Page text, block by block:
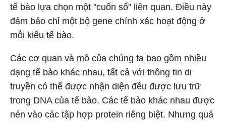
tế bào lựa chọn một "cuốn sổ" liên quan. Điều này
đảm bảo chỉ một bộ gene chính xác hoạt động ở
mỗi kiểu tế bào.
Các cơ quan và mô của chúng ta bao gồm nhiều
dạng tế bào khác nhau, tất cả với thông tin di
truyền có thể được nhận diện đều được lưu trữ
trong DNA của tế bào. Các tế bào khác nhau được
nén vào các tập hợp protein riêng biệt. Nhưng quá